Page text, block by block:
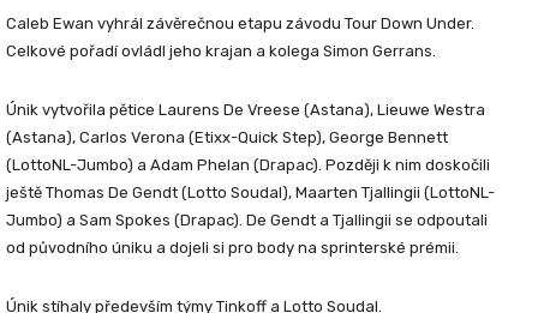
Caleb Ewan vyhrál závěrečnou etapu závodu Tour Down Under.
Celkové pořadí ovládl jeho krajan a kolega Simon Gerrans.
Únik vytvořila pětice Laurens De Vreese (Astana), Lieuwe Westra
(Astana), Carlos Verona (Etixx-Quick Step), George Bennett
(LottoNL-Jumbo) a Adam Phelan (Drapac). Později k nim doskočili
ještě Thomas De Gendt (Lotto Soudal), Maarten Tjallingii (LottoNL-
Jumbo) a Sam Spokes (Drapac). De Gendt a Tjallingii se odpoutali
od původního úniku a dojeli si pro body na sprinterské prémii.
Únik stíhaly především týmy Tinkoff a Lotto Soudal.